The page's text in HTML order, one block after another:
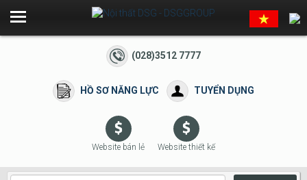
(028)3512 7777
HỒ SƠ NĂNG LỰC TUYỂN DỤNG
Website bán lẻ Website thiết kế